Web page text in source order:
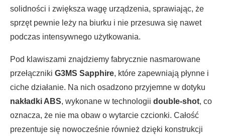
solidności i zwiększa wagę urządzenia, sprawiając, że
sprzęt pewnie leży na biurku i nie przesuwa się nawet
podczas intensywnego użytkowania.
Pod klawiszami znajdziemy fabrycznie nasmarowane
przełączniki G3MS Sapphire, które zapewniają płynne i
ciche działanie. Na nich osadzono przyjemne w dotyku
nakładki ABS, wykonane w technologii double-shot, co
oznacza, że nie ma obaw o wytarcie czcionki. Całość
prezentuje się nowocześnie również dzięki konstrukcji